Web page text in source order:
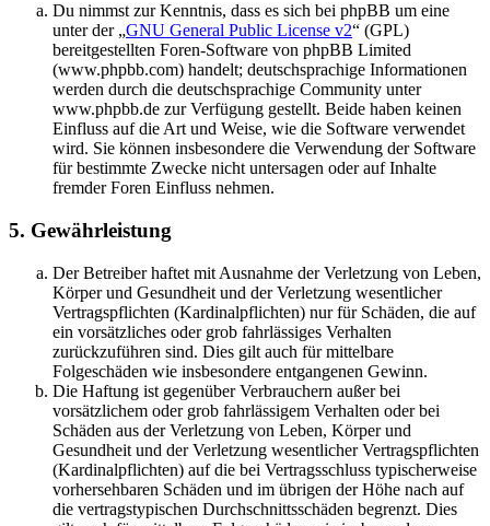
Du nimmst zur Kenntnis, dass es sich bei phpBB um eine
unter der „GNU General Public License v2“ (GPL)
bereitgestellten Foren-Software von phpBB Limited
(www.phpbb.com) handelt; deutschsprachige Informationen
werden durch die deutschsprachige Community unter
www.phpbb.de zur Verfügung gestellt. Beide haben keinen
Einfluss auf die Art und Weise, wie die Software verwendet
wird. Sie können insbesondere die Verwendung der Software
für bestimmte Zwecke nicht untersagen oder auf Inhalte
fremder Foren Einfluss nehmen.
5. Gewährleistung
Der Betreiber haftet mit Ausnahme der Verletzung von Leben,
Körper und Gesundheit und der Verletzung wesentlicher
Vertragspflichten (Kardinalpflichten) nur für Schäden, die auf
ein vorsätzliches oder grob fahrlässiges Verhalten
zurückzuführen sind. Dies gilt auch für mittelbare
Folgeschäden wie insbesondere entgangenen Gewinn.
Die Haftung ist gegenüber Verbrauchern außer bei
vorsätzlichem oder grob fahrlässigem Verhalten oder bei
Schäden aus der Verletzung von Leben, Körper und
Gesundheit und der Verletzung wesentlicher Vertragspflichten
(Kardinalpflichten) auf die bei Vertragsschluss typischerweise
vorhersehbaren Schäden und im übrigen der Höhe nach auf
die vertragstypischen Durchschnittsschäden begrenzt. Dies